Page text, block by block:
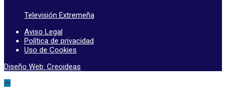
Televisión Extremeña
Aviso Legal
Política de privacidad
Uso de Cookies
Diseño Web: Creoideas